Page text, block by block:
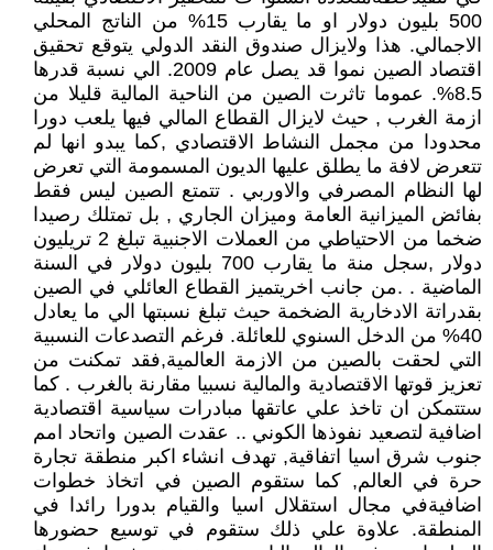
500 بليون دولار او ما يقارب 15% من الناتج المحلي
الاجمالي. هذا ولايزال صندوق النقد الدولي يتوقع تحقيق
اقتصاد الصين نموا قد يصل عام 2009. الي نسبة قدرها
8.5%. عموما تاثرت الصين من الناحية المالية قليلا من
ازمة الغرب , حيث لايزال القطاع المالي فيها يلعب دورا
محدودا من مجمل النشاط الاقتصادي ,كما يبدو انها لم
تتعرض لافة ما يطلق عليها الديون المسمومة التي تعرض
لها النظام المصرفي والاوربي . تتمتع الصين ليس فقط
بفائض الميزانية العامة وميزان الجاري , بل تمتلك رصيدا
ضخما من الاحتياطي من العملات الاجنبية تبلغ 2 تريليون
دولار ,سجل منة ما يقارب 700 بليون دولار في السنة
الماضية . .من جانب اخريتميز القطاع العائلي في الصين
بقدراتة الادخارية الضخمة حيث تبلغ نسبتها الي ما يعادل
40% من الدخل السنوي للعائلة. فرغم التصدعات النسبية
التي لحقت بالصين من الازمة العالمية,فقد تمكنت من
تعزيز قوتها الاقتصادية والمالية نسبيا مقارنة بالغرب . كما
ستتمكن ان تاخذ علي عاتقها مبادرات سياسية اقتصادية
اضافية لتصعيد نفوذها الكوني .. عقدت الصين واتحاد امم
جنوب شرق اسيا اتفاقية, تهدف انشاء اكبر منطقة تجارة
حرة في العالم, كما ستقوم الصين في اتخاذ خطوات
اضافيةفي مجال استقلال اسيا والقيام بدورا رائدا في
المنطقة. علاوة علي ذلك ستقوم في توسيع حضورها